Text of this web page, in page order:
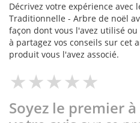
Décrivez votre expérience
Traditionnelle - Arbre de noël
façon dont vous l'avez utilisé
à partagez vos conseils sur cet
produit vous l'avez associé.
Soyez le premier